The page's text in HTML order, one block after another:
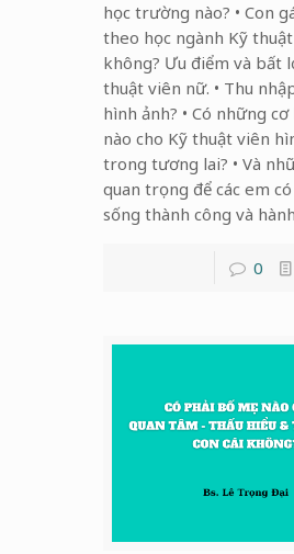
học trường nào? • Con
theo học ngành Kỹ
không? Ưu điểm và bất
thuật viên nữ. • Thu
hình ảnh? • Có những
nào cho Kỹ thuật viên
trong tương lai? • Và
quan trọng để các em
sống thành công và
0